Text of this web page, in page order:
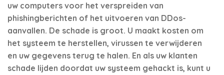
uw computers voor het verspreiden van
phishingberichten of het uitvoeren van DDos-
aanvallen. De schade is groot. U maakt kosten om
het systeem te herstellen, virussen te verwijderen
en uw gegevens terug te halen. En als uw klanten
schade lijden doordat uw systeem gehackt is, kunt u